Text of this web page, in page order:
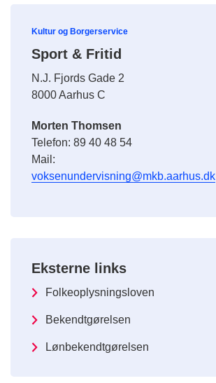
Kultur og Borgerservice
Sport & Fritid
N.J. Fjords Gade 2
8000 Aarhus C
Morten Thomsen
Telefon: 89 40 48 54
Mail:
voksenundervisning@mkb.aarhus.dk
Eksterne links
Folkeoplysningsloven
Bekendtgørelsen
Lønbekendtgørelsen